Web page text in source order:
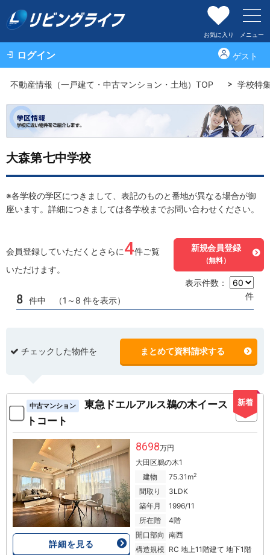
お気に入り メニュー
ログイン ゲスト
不動産情報（一戸建て・中古マンション・土地）TOP 学校特
大森第七中学校
※各学校の学区につきまして、表記のものと番地が異なる場合が御
座います。詳細につきましては各学校までお問い合わせください。
会員登録していただくとさらに4件ご覧
いただけます。
新規会員登録
（無料）
8 件中 （1～8 件を表示）
表示件数：
件
チェックした物件を まとめて資料請求する
新着
中古マンション
東急ドエルアルス鵜の木イース
トコート
詳細を見る
8698万円
大田区鵜の木1
建物
75.31m2
間取り
3LDK
築年月
1996/11
所在階
4階
開口部向 南西
構造規模 RC 地上11階建て 地下1階